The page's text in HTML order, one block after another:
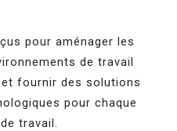
pour aménager les
de travail
fournir des solutions
pour chaque
travail.